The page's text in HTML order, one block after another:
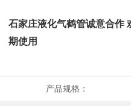
石家庄液化气鹤管诚意合作
期使用
产品规格：